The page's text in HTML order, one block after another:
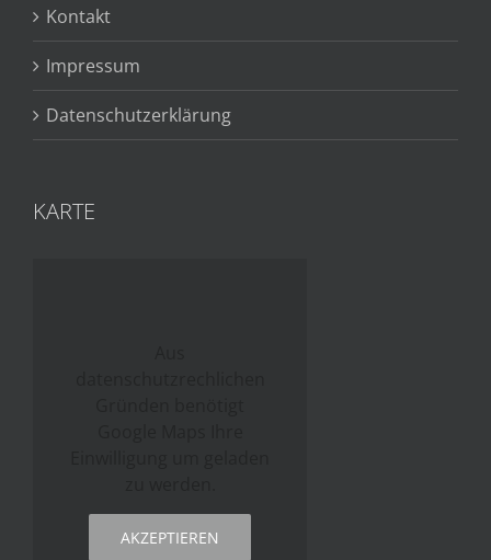
Kontakt
Impressum
Datenschutzerklärung
KARTE
AKZEPTIEREN